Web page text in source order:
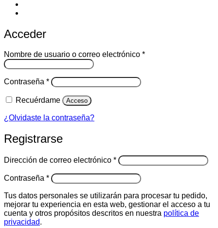
Acceder
Nombre de usuario o correo electrónico *Obligatorio
Contraseña *Obligatorio
Recuérdame Acceso
¿Olvidaste la contraseña?
Registrarse
Dirección de correo electrónico *Obligatorio
Contraseña *Obligatorio
Tus datos personales se utilizarán para procesar tu pedido,
mejorar tu experiencia en esta web, gestionar el acceso a tu
cuenta y otros propósitos descritos en nuestra política de
privacidad.